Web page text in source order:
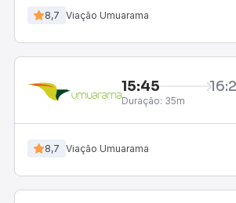
8,7 Viação Umuarama
15:45
Duração: 35m
8,7 Viação Umuarama